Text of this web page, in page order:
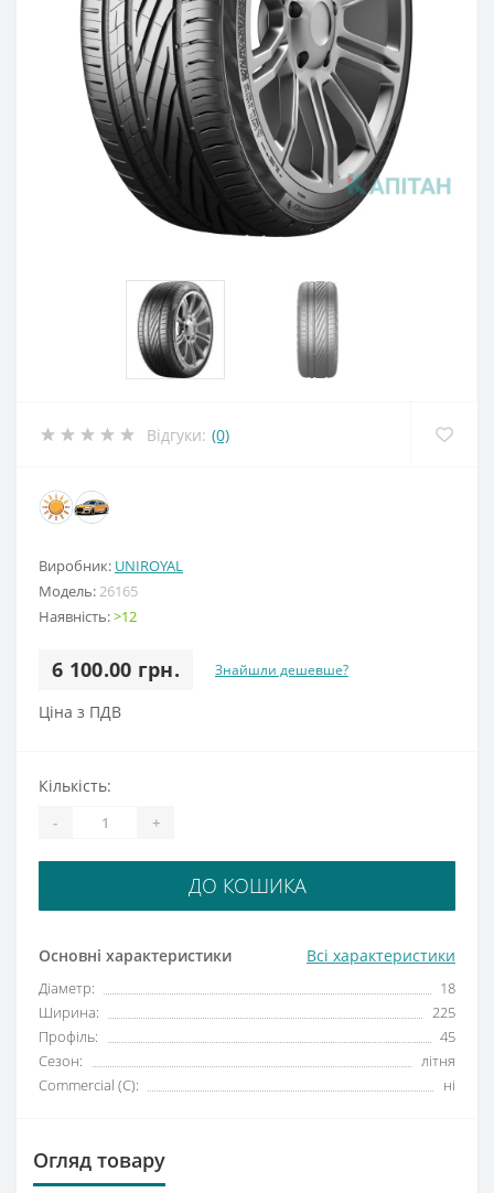
Відгуки: (0)
Виробник: UNIROYAL
Модель:26165
Наявність:>12
6 100.00 грн. Знайшли дешевше?
Ціна з ПДВ
Основні характеристики Всі характеристики
Діаметр:
18
Ширина:
225
Профіль:
45
Сезон:
літня
Commercial (C):
ні
Кількість:
- +
ДО КОШИКА
Огляд товару